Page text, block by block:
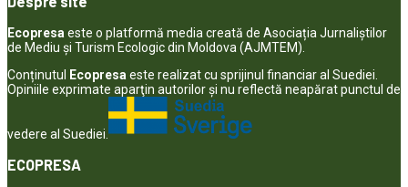
Ecopresa este o platformă media creată de Asociația Jurnaliștilor
de Mediu și Turism Ecologic din Moldova (AJMTEM).
Conținutul Ecopresa este realizat cu sprijinul financiar al Suediei.
Opiniile exprimate aparţin autorilor şi nu reflectă neapărat punctul de
vedere al Suediei.
ECOPRESA